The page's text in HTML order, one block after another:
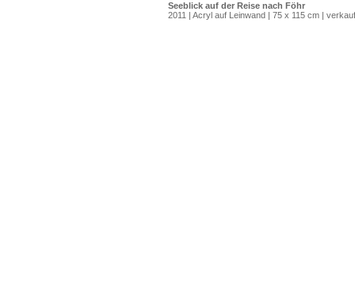
Seeblick auf der Reise nach Föhr
2011 | Acryl auf Leinwand | 75 x 115 cm |